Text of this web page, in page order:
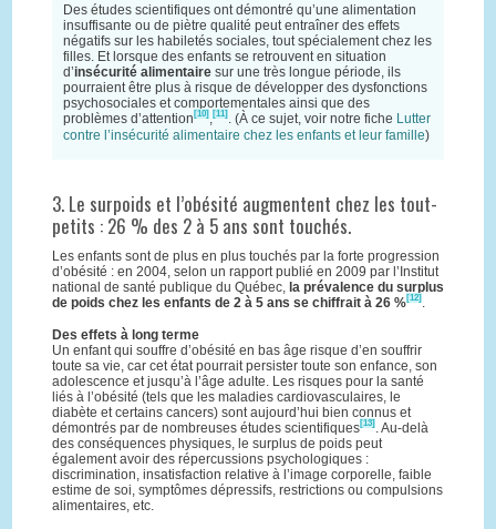
Des études scientifiques ont démontré qu’une alimentation
insuffisante ou de piètre qualité peut entraîner des effets
négatifs sur les habiletés sociales, tout spécialement chez les
filles. Et lorsque des enfants se retrouvent en situation
d’insécurité alimentairesur une très longue période, ils
pourraient être plus à risque de développer des dysfonctions
psychosociales et comportementales ainsi que des
problèmes d’attention [10] ,[11] . (À ce sujet, voir notre fiche Lutter
contre l’insécurité alimentaire chez les enfants et leur famille)
3. Le surpoids et l’obésité augmentent chez les tout-
petits : 26 % des 2 à 5 ans sont touchés.
Les enfants sont de plus en plus touchés par la forte progression
d’obésité : en 2004, selon un rapport publié en 2009 par l’Institut
national de santé publique du Québec, la prévalence du surplus
de poids chez les enfants de 2 à 5 ans se chiffrait à 26 %[12] .
Des effets à long terme
Un enfant qui souffre d’obésité en bas âge risque d’en souffrir
toute sa vie, car cet état pourrait persister toute son enfance, son
adolescence et jusqu’à l’âge adulte. Les risques pour la santé
liés à l’obésité (tels que les maladies cardiovasculaires, le
diabète et certains cancers) sont aujourd’hui bien connus et
démontrés par de nombreuses études scientifiques[13] . Au-delà
des conséquences physiques, le surplus de poids peut
également avoir des répercussions psychologiques :
discrimination, insatisfaction relative à l’image corporelle, faible
estime de soi, symptômes dépressifs, restrictions ou compulsions
alimentaires, etc.